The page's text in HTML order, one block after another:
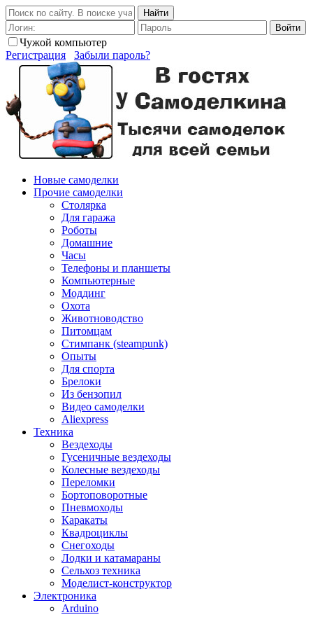
Найти
Войти
Чужой компьютер
Регистрация
Забыли пароль?
Новые самоделки
Прочие самоделки
Столярка
Для гаража
Роботы
Домашние
Часы
Телефоны и планшеты
Компьютерные
Моддинг
Охота
Животноводство
Питомцам
Стимпанк (steampunk)
Опыты
Для спорта
Брелоки
Из бензопил
Видео самоделки
Aliexpress
Техника
Вездеходы
Гусеничные вездеходы
Колесные вездеходы
Переломки
Бортоповоротные
Пневмоходы
Каракаты
Квадроциклы
Снегоходы
Лодки и катамараны
Сельхоз техника
Моделист-конструктор
Электроника
Arduino